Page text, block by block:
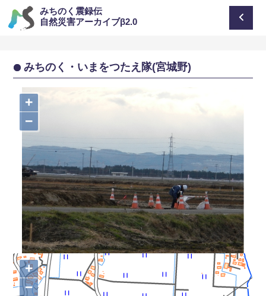
みちのく震録伝
自然災害アーカイブβ2.0
みちのく・いまをつたえ隊(宮城野)
+
−
+
−